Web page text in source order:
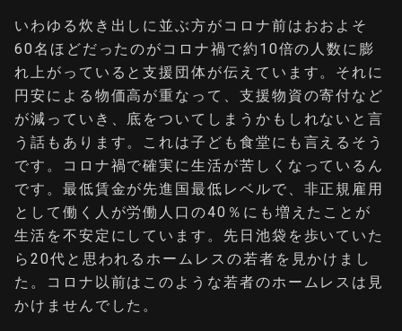
いわゆる炊き出しに並ぶ方がコロナ前はおおよそ
60名ほどだったのがコロナ禍で約10倍の人数に膨
れ上がっていると支援団体が伝えています。それに
円安による物価高が重なって、支援物資の寄付など
が減っていき、底をついてしまうかもしれないと言
う話もあります。これは子ども食堂にも言えるそう
です。コロナ禍で確実に生活が苦しくなっているん
です。最低賃金が先進国最低レベルで、非正規雇用
として働く人が労働人口の40％にも増えたことが
生活を不安定にしています。先日池袋を歩いていた
ら20代と思われるホームレスの若者を見かけまし
た。コロナ以前はこのような若者のホームレスは見
かけませんでした。